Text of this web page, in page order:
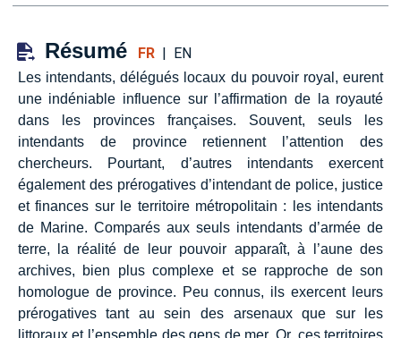
Résumé FR| EN
Les intendants, délégués locaux du pouvoir royal, eurent
une indéniable influence sur l’affirmation de la royauté
dans les provinces françaises. Souvent, seuls les
intendants de province retiennent l’attention des
chercheurs. Pourtant, d’autres intendants exercent
également des prérogatives d’intendant de police, justice
et finances sur le territoire métropolitain : les intendants
de Marine. Comparés aux seuls intendants d’armée de
terre, la réalité de leur pouvoir apparaît, à l’aune des
archives, bien plus complexe et se rapproche de son
homologue de province. Peu connus, ils exercent leurs
prérogatives tant au sein des arsenaux que sur les